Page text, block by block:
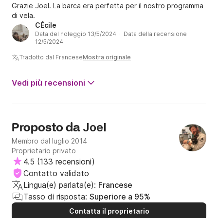
al praticissimo TAVOLO retrattile.
La recente dependance (motorizzata su richiesta) vi
permetterà di raggiungere facilmente la costa.
ospitare fino a 8 persone attorno al tavolo
un FORNO nella cucina a "L" nonché un lavello con
(MINUTO COCOTTE fornito)
Per goderti le tue notti:
-Una cabina ampia, spaziosa e ariosa
la parte posteriore con guardaroba e attrezzature
magazzinaggio.
-Una comoda cabina doppia nella parte anteriore
-Le due grandi panche nel salone.
Grazie Joel. La barca era perfetta per il nostro programma
di vela.
CÉcile
Data del noleggio 13/5/2024 · Data della recensione
12/5/2024
Tradotto dal FranceseMostra originale
Vedi più recensioni
Proposto da Joel
Membro dal luglio 2014
Proprietario privato
4.5 (133 recensioni)
Contatto validato
Lingua(e) parlata(e): Francese
Tasso di risposta: Superiore a 95%
Contatta il proprietario